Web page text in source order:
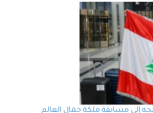
تتّجه إلى مسابقة ملكة جمال العالم